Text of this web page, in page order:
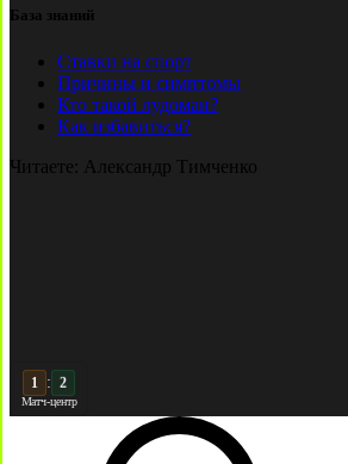
База знаний
Ставки на спорт
Причины и симптомы
Кто такой лудоман?
Как избавиться?
Читаете: Александр Тимченко
2 : 2
Матч-центр